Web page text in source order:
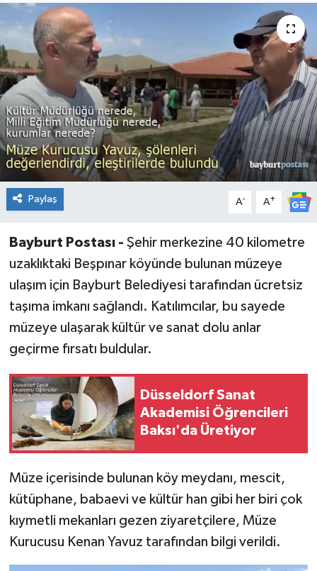
Paylaş A- A+
Bayburt Postası - Şehir merkezine 40 kilometre
uzaklıktaki Beşpınar köyünde bulunan müzeye
ulaşım için Bayburt Belediyesi tarafından ücretsiz
taşıma imkanı sağlandı. Katılımcılar, bu sayede
müzeye ulaşarak kültür ve sanat dolu anlar
geçirme fırsatı buldular.
Düsseldorf Sanat
Akademisi Öğrencileri
Baksı'da Üretiyor
Müze içerisinde bulunan köy meydanı, mescit,
kütüphane, babaevi ve kültür han gibi her biri çok
kıymetli mekanları gezen ziyaretçilere, Müze
Kurucusu Kenan Yavuz tarafından bilgi verildi.